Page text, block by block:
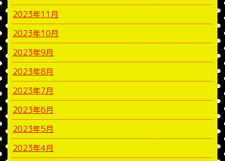
2023年11月
2023年10月
2023年9月
2023年8月
2023年7月
2023年6月
2023年5月
2023年4月